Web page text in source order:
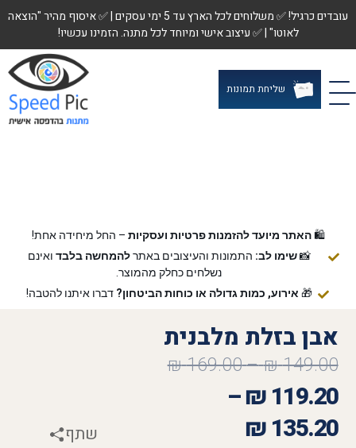
עובדים כרגיל! ✅ משלוחים לכל הארץ עד 5 ימי עסקים | ✅ איסוף מהיר "הוצאה
לאוטו" | ✅ עיצוב אישי ומיוחד לכל מתנה. הזמינו עכשיו!
שליחת תמונות
🛍️האתר מיועד להזמנות פרטיות ועסקיות – החל מיחידה אחת!
📸שימו לב: התמונות והעיצובים באתרלהמחשה בלבד ואינם
נשלחים כחלק מהמוצר.
🎁 אירוע, כמות גדולה או כוחות הביטחון? דברו איתנו להטבה!
אבן בזלת מלבנית
149.00
₪
–
169.00
₪
119.20
₪
–
135.20
₪ שתף